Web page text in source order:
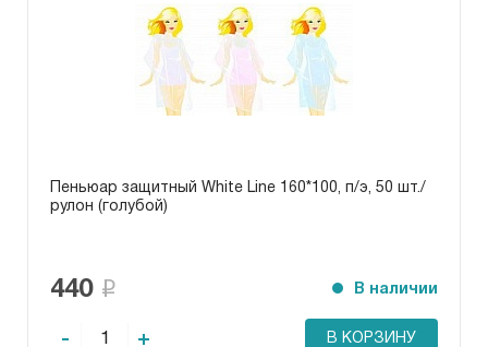
Пеньюар защитный White Line 160*100, п/э, 50 шт./
рулон (голубой)
440 В наличии
- + В КОРЗИНУ